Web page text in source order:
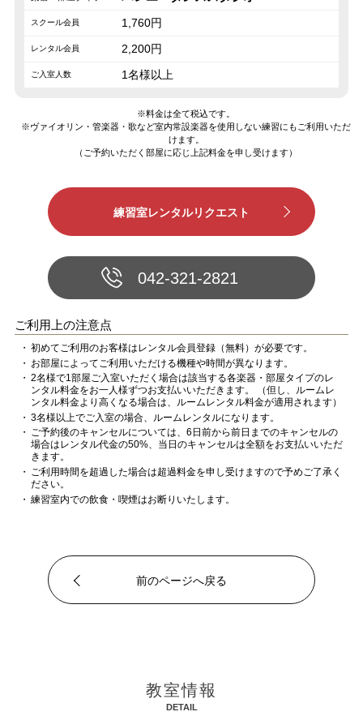
1,760円
2,200円
1名様以上
※料金は全て税込です。
※ヴァイオリン・管楽器・歌など室内常設楽器を使用しない練習にもご利用いただ
けます。
（ご予約いただく部屋に応じ上記料金を申し受けます）
042-321-2821
ご利用上の注意点
初めてご利用のお客様はレンタル会員登録（無料）が必要です。
お部屋によってご利用いただける機種や時間が異なります。
2名様で1部屋ご入室いただく場合は該当する各楽器・部屋タイプのレ
ンタル料金をお一人様ずつお支払いいただきます。 （但し、ルームレ
ンタル料金より高くなる場合は、ルームレンタル料金が適用されます）
3名様以上でご入室の場合、ルームレンタルになります。
ご予約後のキャンセルについては、6日前から前日までのキャンセルの
場合はレンタル代金の50%、当日のキャンセルは全額をお支払いいただ
きます。
ご利用時間を超過した場合は超過料金を申し受けますので予めご了承く
ださい。
練習室内での飲食・喫煙はお断りいたします。
前のページへ戻る
教室情報
DETAIL